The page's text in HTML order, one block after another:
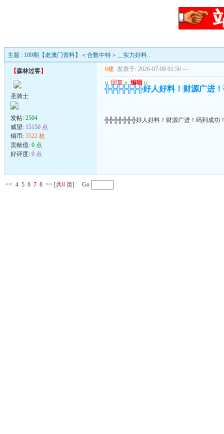
主题 : 189期【老澳门资料】＜合数中特＞＿实力好料..
【森林过客】
圣骑士
发帖: 2504
威望: 15150 点
铜币: 3522 枚
贡献值: 0 点
好评度: 0 点
6楼 发表于: 2026-07-08 01:56 ---
u 回复 u 编辑 u
╬╬╬╬╬╬╬好人好料！财源广进！
╬╬╬╬╬╬╬好人好料！财源广进！码到成功
<< 4 5 6 7 8 >> [共8 页] Go